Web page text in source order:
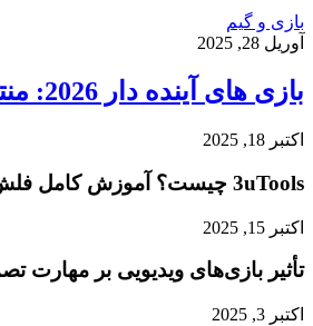
بازی و گیم
آوریل 28, 2025
بازی‌ های آینده دار 2026: منتظر این شاهکارها باشید!
اکتبر 18, 2025
3uTools چیست؟ آموزش کامل فلش، جیلبریک و انتقال فایل در آیفون
اکتبر 15, 2025
تأثیر بازی‌های ویدیویی بر
اکتبر 3, 2025